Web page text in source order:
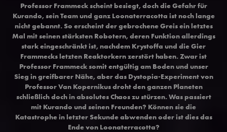
Professor Frammeck scheint besiegt, doch die Gefahr für
Kurando, sein Team und ganz Loonaterracotta ist noch lange
nicht gebannt. So erscheint der gebrochene Greis ein letztes
Mal mit seinen stärksten Robotern, deren Funktion allerdings
stark eingeschränkt ist, nachdem Krystoffa und die Gier
Frammecks letzten Reaktorkern zerstört haben. Zwar ist
Professor Frammeck somit entgültig am Boden und unser
Sieg in greifbarer Nähe, aber das Dystopia-Experiment von
Professor Van Kopernikus droht den ganzen Planeten
schließlich doch in absolutes Chaos zu stürzen. Was passiert
mit Kurando und seinen Freunden? Können sie die
Katastrophe in letzter Sekunde abwenden oder ist dies das
Ende von Loonaterracotta?